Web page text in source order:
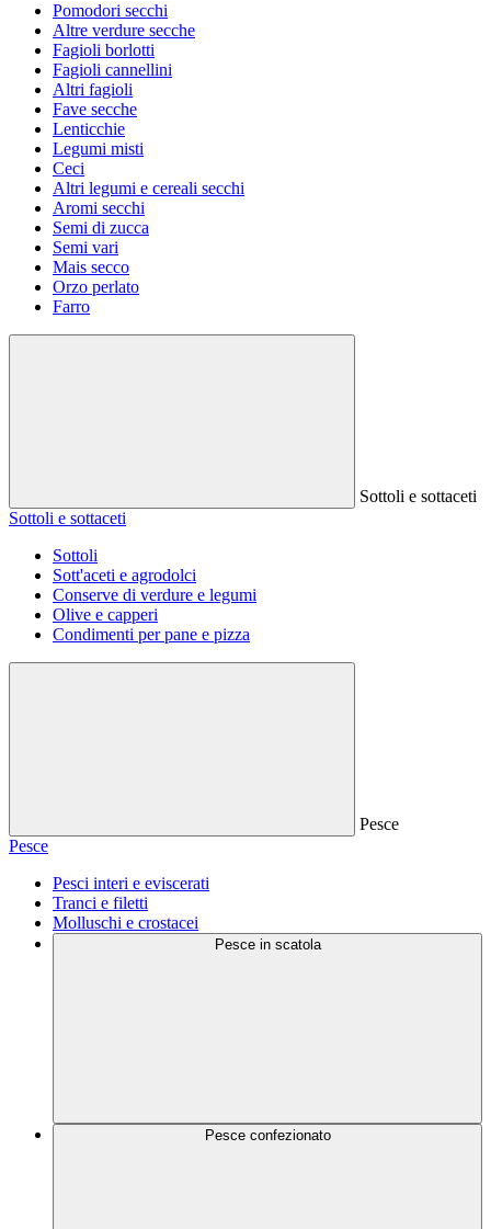
Pomodori secchi
Altre verdure secche
Fagioli borlotti
Fagioli cannellini
Altri fagioli
Fave secche
Lenticchie
Legumi misti
Ceci
Altri legumi e cereali secchi
Aromi secchi
Semi di zucca
Semi vari
Mais secco
Orzo perlato
Farro
Sottoli e sottaceti
Sottoli e sottaceti
Sottoli
Sott'aceti e agrodolci
Conserve di verdure e legumi
Olive e capperi
Condimenti per pane e pizza
Pesce
Pesce
Pesci interi e eviscerati
Tranci e filetti
Molluschi e crostacei
Pesce in scatola
Pesce confezionato